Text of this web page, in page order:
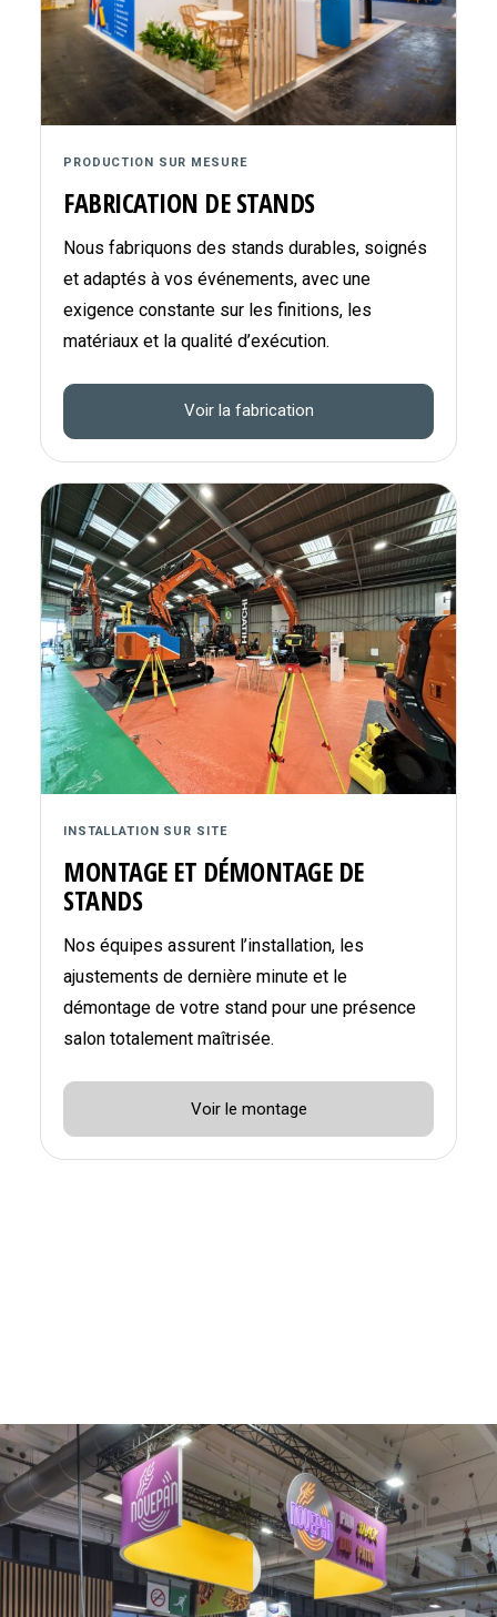
PRODUCTION SUR MESURE
FABRICATION DE STANDS
Nous fabriquons des stands durables, soignés
et adaptés à vos événements, avec une
exigence constante sur les finitions, les
matériaux et la qualité d’exécution.
Voir la fabrication
INSTALLATION SUR SITE
MONTAGE ET DÉMONTAGE DE
STANDS
Nos équipes assurent l’installation, les
ajustements de dernière minute et le
démontage de votre stand pour une présence
salon totalement maîtrisée.
Voir le montage